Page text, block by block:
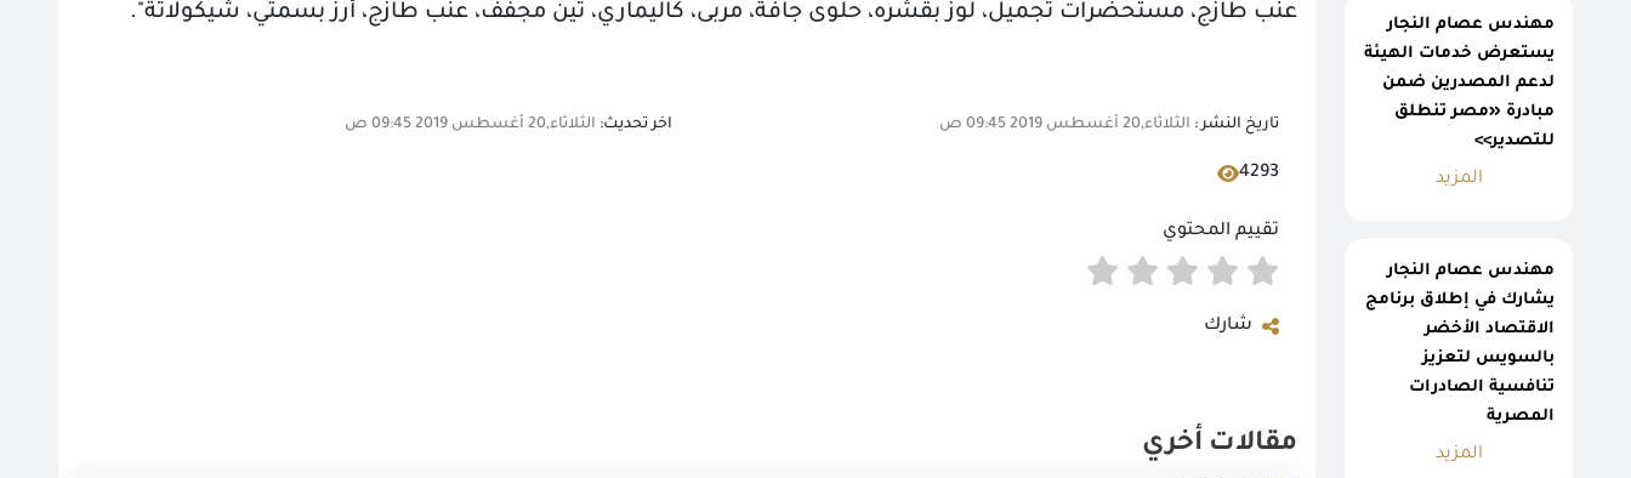
مهندس عصام النجار
يستعرض خدمات الهيئة
لدعم المصدرين ضمن
مبادرة «مصر تنطلق
للتصدير>>
المزيد
مهندس عصام النجار
يشارك في إطلاق برنامج
الاقتصاد الأخضر
بالسويس لتعزيز
تنافسية الصادرات
المصرية
المزيد
عنب طازج، مستحضرات تجميل، لوز بقشره، حلوى جافة، مربى، كاليماري، تين مجفف، عنب طازج، أرز بسمتي، شيكولاتة".
تاريخ النشر : الثلاثاء,20 أغسطس 2019 09:45 ص اخر تحديث: الثلاثاء,20 أغسطس 2019 09:45 ص
4293
تقييم المحتوي
شارك
مقالات أخري